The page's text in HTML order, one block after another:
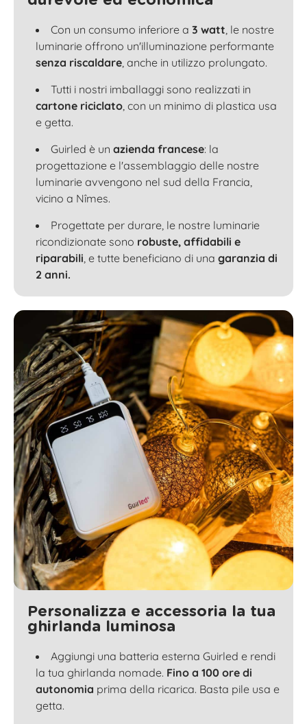
Con un consumo inferiore a 3 watt , le nostre
luminarie offrono un'illuminazione performante
senza riscaldare , anche in utilizzo prolungato.
Tutti i nostri imballaggi sono realizzati in
cartone riciclato , con un minimo di plastica usa
e getta.
Guirled è un azienda francese: la
progettazione e l'assemblaggio delle nostre
luminarie avvengono nel sud della Francia,
vicino a Nîmes.
Progettate per durare, le nostre luminarie
ricondizionate sono robuste, affidabili e
riparabili , e tutte beneficiano di una garanzia di
2 anni.
Personalizza e accessoria la tua
ghirlanda luminosa
Aggiungi una batteria esterna Guirled e rendi
la tua ghirlanda nomade. Fino a 100 ore di
autonomia prima della ricarica. Basta pile usa e
getta.